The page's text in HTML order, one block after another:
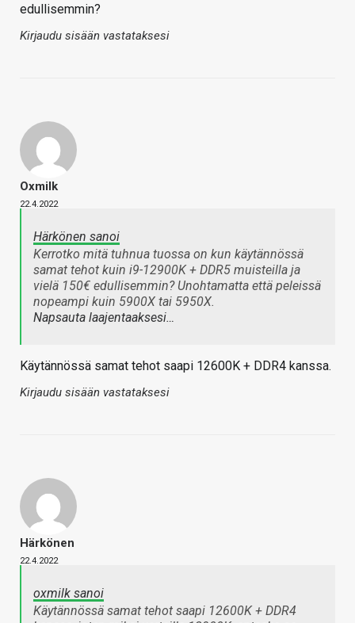
edullisemmin?
Kirjaudu sisään vastataksesi
Oxmilk
22.4.2022
Härkönen sanoi
Kerrotko mitä tuhnua tuossa on kun käytännössä
samat tehot kuin i9-12900K + DDR5 muisteilla ja
vielä 150€ edullisemmin? Unohtamatta että peleissä
nopeampi kuin 5900X tai 5950X.
Napsauta laajentaaksesi…
Käytännössä samat tehot saapi 12600K + DDR4 kanssa.
Kirjaudu sisään vastataksesi
Härkönen
22.4.2022
oxmilk sanoi
Käytännössä samat tehot saapi 12600K + DDR4